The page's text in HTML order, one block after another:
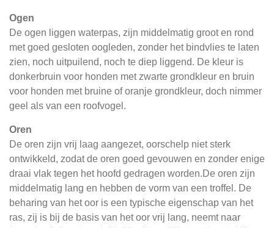
Ogen
De ogen liggen waterpas, zijn middelmatig groot en rond
met goed gesloten oogleden, zonder het bindvlies te laten
zien, noch uitpuilend, noch te diep liggend. De kleur is
donkerbruin voor honden met zwarte grondkleur en bruin
voor honden met bruine of oranje grondkleur, doch nimmer
geel als van een roofvogel.
Oren
De oren zijn vrij laag aangezet, oorschelp niet sterk
ontwikkeld, zodat de oren goed gevouwen en zonder enige
draai vlak tegen het hoofd gedragen worden.De oren zijn
middelmatig lang en hebben de vorm van een troffel. De
beharing van het oor is een typische eigenschap van het
ras, zij is bij de basis van het oor vrij lang, neemt naar